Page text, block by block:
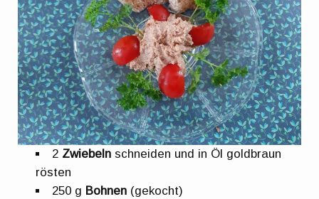
2 Zwiebeln schneiden und in Öl goldbraun
rösten
250 g Bohnen (gekocht)